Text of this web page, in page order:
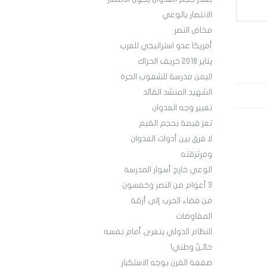
الانتصار بالوعي
مخاض النصر
أمريكا عدو استراتيجي للعرب
يناير 2018 خريف الحراك
اليمن مدرسة للشعوب الحرة
الشهيد المنشد القائد
تغيير وجه العدوان
تعز قيمة بحجم القيم
لا فرق بين أدوات العدوان
ومرتزقته
الوعي خارج أسوار المدرسة
3 أعوام من النصر وخمسون
من فضاء الحرب إلى أزقة
المفاوضات
النظام الدولي يتعرى أمام نفسه
خائـنٌ وطني!
صفعة القرن بوجه الاستكبار